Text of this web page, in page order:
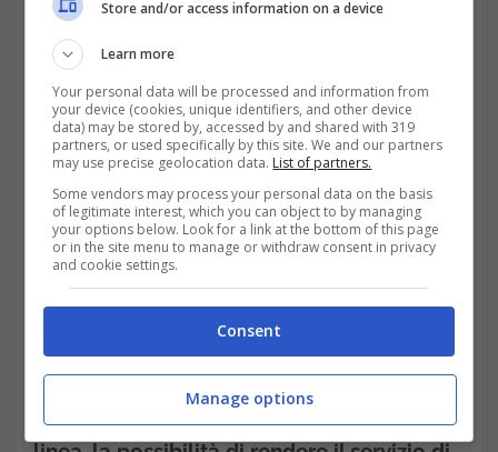
Per definire la revisione di invalidità,
sordità, cecità, handicap o disabilità;
Per definire gli atti di prima istanza;
Per definire un aggravamento della
Per le domande in attesa di valutazione.
Così facendo l’Istituto mette in prima
Store and/or access information on a device
Learn more
Your personal data will be processed and information from
your device (cookies, unique identifiers, and other device
data) may be stored by, accessed by and shared with 319
partners, or used specifically by this site. We and our partners
may use precise geolocation data. List of partners.
Some vendors may process your personal data on the basis
of legitimate interest, which you can object to by managing
your options below. Look for a link at the bottom of this page
or in the site menu to manage or withdraw consent in privacy
and cookie settings.
Consent
Manage options